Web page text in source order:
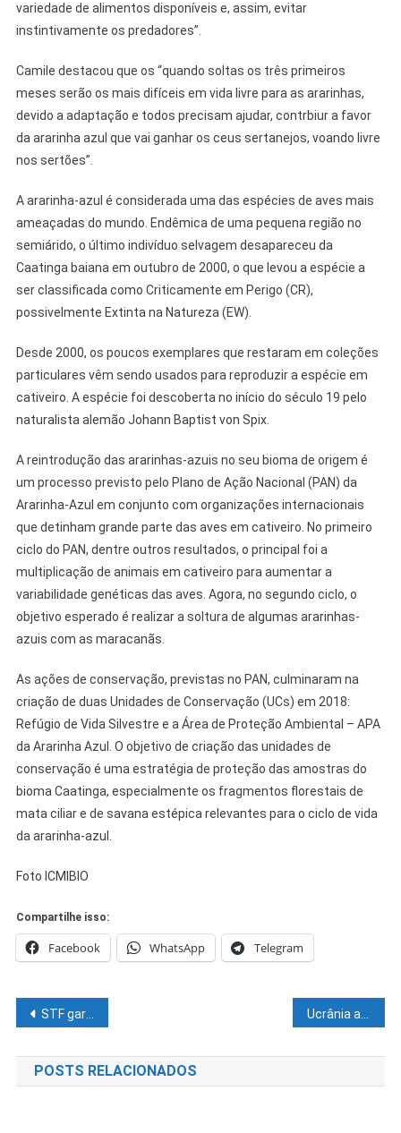
variedade de alimentos disponíveis e, assim, evitar
instintivamente os predadores”.
Camile destacou que os “quando soltas os três primeiros
meses serão os mais difíceis em vida livre para as ararinhas,
devido a adaptação e todos precisam ajudar, contrbiur a favor
da ararinha azul que vai ganhar os ceus sertanejos, voando livre
nos sertões”.
A ararinha-azul é considerada uma das espécies de aves mais
ameaçadas do mundo. Endêmica de uma pequena região no
semiárido, o último indivíduo selvagem desapareceu da
Caatinga baiana em outubro de 2000, o que levou a espécie a
ser classificada como Criticamente em Perigo (CR),
possivelmente Extinta na Natureza (EW).
Desde 2000, os poucos exemplares que restaram em coleções
particulares vêm sendo usados para reproduzir a espécie em
cativeiro. A espécie foi descoberta no início do século 19 pelo
naturalista alemão Johann Baptist von Spix.
A reintrodução das ararinhas-azuis no seu bioma de origem é
um processo previsto pelo Plano de Ação Nacional (PAN) da
Ararinha-Azul em conjunto com organizações internacionais
que detinham grande parte das aves em cativeiro. No primeiro
ciclo do PAN, dentre outros resultados, o principal foi a
multiplicação de animais em cativeiro para aumentar a
variabilidade genéticas das aves. Agora, no segundo ciclo, o
objetivo esperado é realizar a soltura de algumas ararinhas-
azuis com as maracanãs.
As ações de conservação, previstas no PAN, culminaram na
criação de duas Unidades de Conservação (UCs) em 2018:
Refúgio de Vida Silvestre e a Área de Proteção Ambiental – APA
da Ararinha Azul. O objetivo de criação das unidades de
conservação é uma estratégia de proteção das amostras do
bioma Caatinga, especialmente os fragmentos florestais de
mata ciliar e de savana estépica relevantes para o ciclo de vida
da ararinha-azul.
Foto ICMIBIO
Compartilhe isso:
Facebook WhatsApp Telegram
Navegação
de
Post
STF garante “revisão da vida toda” a aposentados do INSS; veja quem tem direito Ucrânia aceita negociar com Rússia depois de aumento da pressão militar de Putin
POSTS RELACIONADOS